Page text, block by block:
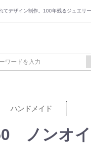
デザイン制作。100年残るジュエリー
サイト
ハンドメイド
ノン